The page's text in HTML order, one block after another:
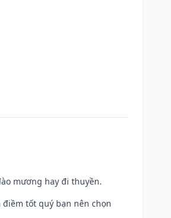
mương hay đi thuyền.
tốt quý bạn nên chọn